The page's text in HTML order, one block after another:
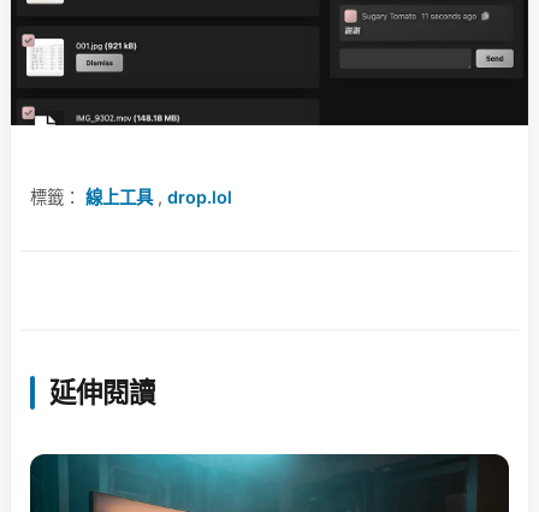
標籤： 線上工具, drop.lol
延伸閱讀